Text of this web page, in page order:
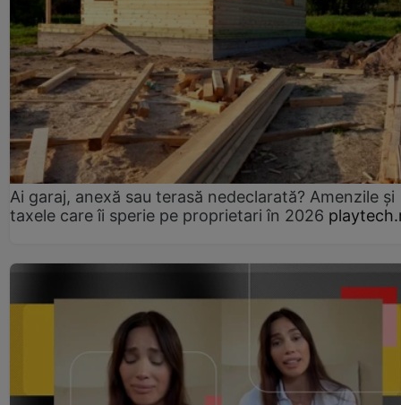
Ai garaj, anexă sau terasă nedeclarată? Amenzile și
taxele care îi sperie pe proprietari în 2026